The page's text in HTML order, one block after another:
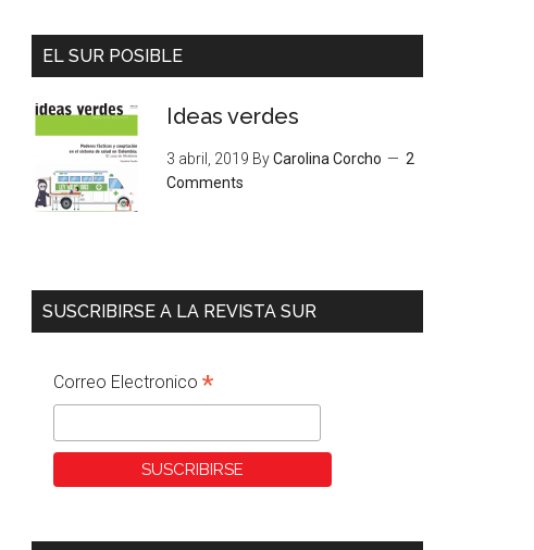
EL SUR POSIBLE
Ideas verdes
3 abril, 2019 ByCarolina Corcho
2
Comments
SUSCRIBIRSE A LA REVISTA SUR
Correo Electronico *